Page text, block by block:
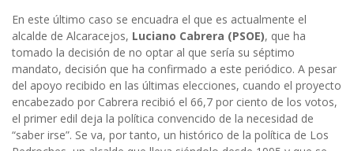
En este último caso se encuadra el que es actualmente el
alcalde de Alcaracejos, Luciano Cabrera (PSOE), que ha
tomado la decisión de no optar al que sería su séptimo
mandato, decisión que ha confirmado a este periódico. A pesar
del apoyo recibido en las últimas elecciones, cuando el proyecto
encabezado por Cabrera recibió el 66,7 por ciento de los votos,
el primer edil deja la política convencido de la necesidad de
“saber irse”. Se va, por tanto, un histórico de la política de Los